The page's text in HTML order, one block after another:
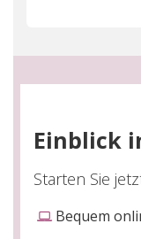
Einblick
Starten Sie
Bequem